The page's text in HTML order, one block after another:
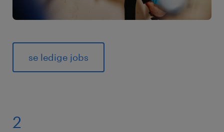
se ledige jobs
2